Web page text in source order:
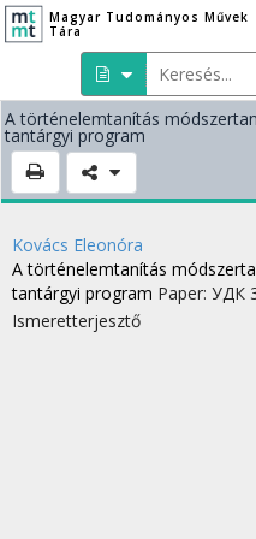
Magyar Tudományos Művek
Tára
A történelemtanítás
tantárgyi program
Kovács Eleonóra
A történelemtanítás
tantárgyi program Paper: УДК
Ismeretterjesztő